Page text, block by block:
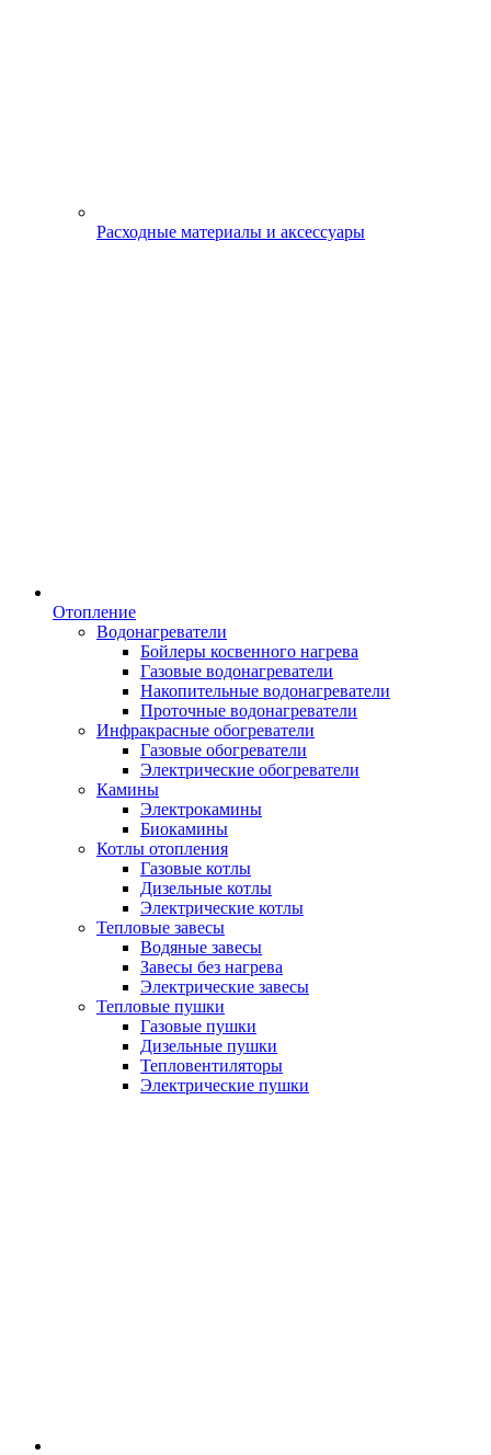
Расходные материалы и аксессуары
Отопление
Водонагреватели
Бойлеры косвенного нагрева
Газовые водонагреватели
Накопительные водонагреватели
Проточные водонагреватели
Инфракрасные обогреватели
Газовые обогреватели
Электрические обогреватели
Камины
Электрокамины
Биокамины
Котлы отопления
Газовые котлы
Дизельные котлы
Электрические котлы
Тепловые завесы
Водяные завесы
Завесы без нагрева
Электрические завесы
Тепловые пушки
Газовые пушки
Дизельные пушки
Тепловентиляторы
Электрические пушки